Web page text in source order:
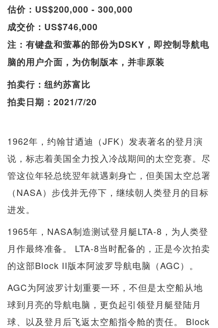
估价：US$200,000 - 300,000
成交价：US$746,000
注：有键盘和萤幕的部份为DSKY，即控制导航电
脑的用户介面，为仿制版本，并非原装
拍卖行：纽约苏富比
拍卖日期：2021/7/20
1962年，约翰甘迺迪（JFK）发表著名的登月演
说，标志着美国全力投入冷战期间的太空竞赛。尽
管这位年轻总统翌年就遇刺身亡，但美国太空总署
（NASA）步伐并无停下，继续朝人类登月的目标
进发。
1965年，NASA制造测试登月艇LTA-8，为人类登
月作最终准备。 LTA-8当时配备的，正是今次拍卖
的这部Block II版本阿波罗导航电脑（AGC）。
AGC为阿波罗计划重要一环，不但是太空船从地
球到月亮的导航电脑，更负起引领登月艇登陆月
球、以及登月后飞返太空船指令舱的责任。 Block